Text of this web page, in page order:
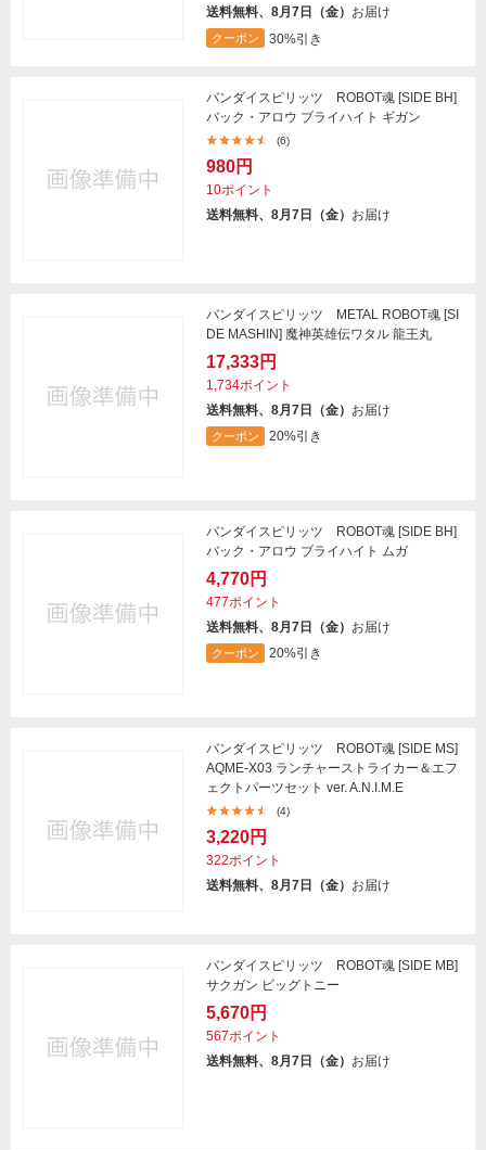
送料無料、8月7日（金） お届け
クーポン 30%引き
バンダイスピリッツ ROBOT魂 [SIDE BH]
バック・アロウ ブライハイト ギガン
(6)
980円
10ポイント
送料無料、8月7日（金） お届け
バンダイスピリッツ METAL ROBOT魂 [SI
DE MASHIN] 魔神英雄伝ワタル 龍王丸
17,333円
1,734ポイント
送料無料、8月7日（金） お届け
クーポン 20%引き
バンダイスピリッツ ROBOT魂 [SIDE BH]
バック・アロウ ブライハイト ムガ
4,770円
477ポイント
送料無料、8月7日（金） お届け
クーポン 20%引き
バンダイスピリッツ ROBOT魂 [SIDE MS]
AQME-X03 ランチャーストライカー＆エフ
ェクトパーツセット ver. A.N.I.M.E
(4)
3,220円
322ポイント
送料無料、8月7日（金） お届け
バンダイスピリッツ ROBOT魂 [SIDE MB]
サクガン ビッグトニー
5,670円
567ポイント
送料無料、8月7日（金） お届け